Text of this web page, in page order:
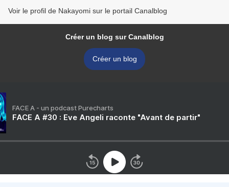
Voir le profil de Nakayomi sur le portail Canalblog
Créer un blog sur Canalblog
Créer un blog
FACE A - un podcast Purecharts
FACE A #30 : Eve Angeli raconte "Avant de partir"